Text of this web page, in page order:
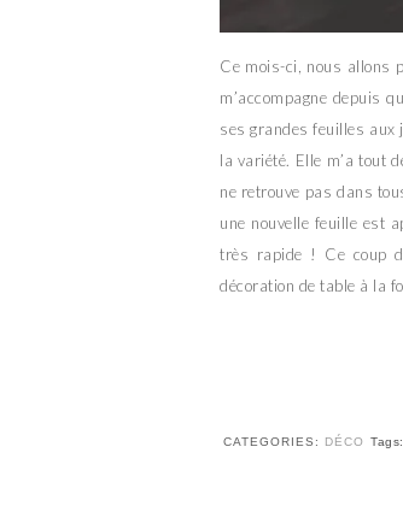
Ce mois-ci, nous allons
m’accompagne depuis
ses grandes feuilles aux
la variété. Elle m’a tout
ne retrouve pas dans
une nouvelle feuille est
très rapide ! Ce coup
décoration de table à la
CATEGORIES: DÉCO